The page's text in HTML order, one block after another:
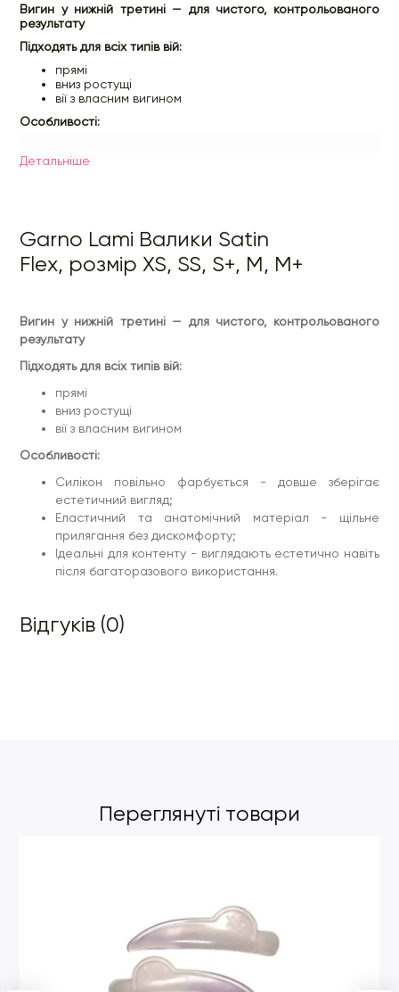
Вигин у нижній третині — для чистого, контрольованого
результату
Підходять для всіх типів вій:
прямі
вниз ростущі
вії з власним вигином
Особливості:
естетичний вигляд;
Детальнiше
Garno Lami Валики Satin
Flex, розмір XS, SS, S+, M, M+
Вигин у нижній третині — для чистого, контрольованого
результату
Підходять для всіх типів вій:
прямі
вниз ростущі
вії з власним вигином
Особливості:
Силікон повільно фарбується - довше зберігає
естетичний вигляд;
Еластичний та анатомічний матеріал - щільне
прилягання без дискомфорту;
Ідеальні для контенту - виглядають естетично навіть
після багаторазового використання.
Відгуків (0)
Переглянуті товари